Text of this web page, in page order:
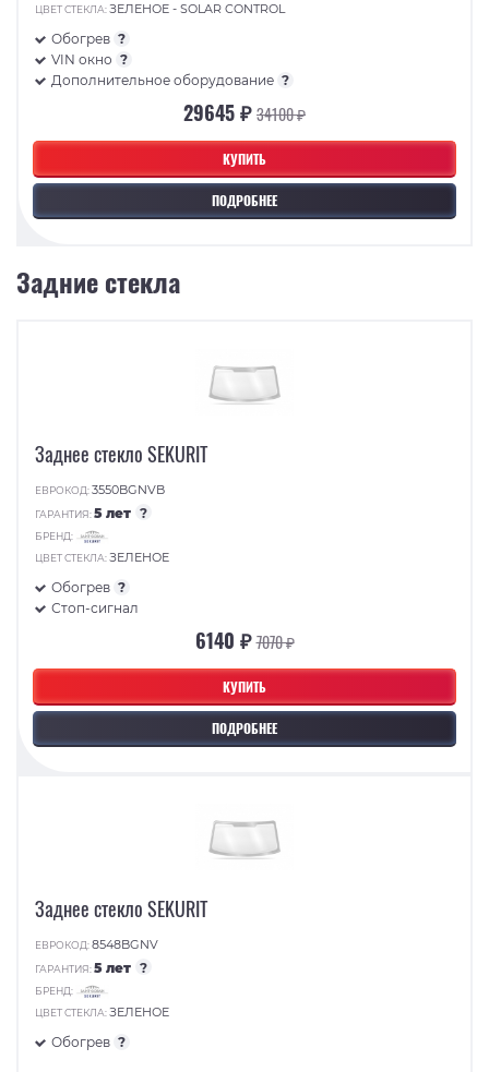
КУПИТЬ
ПОДРОБНЕЕ
ЦВЕТ СТЕКЛА:ЗЕЛЕНОЕ - SOLAR CONTROL
Обогрев ?
VIN окно ?
Дополнительное оборудование ?
29645 ₽34100 ₽
Задние стекла
КУПИТЬ
ПОДРОБНЕЕ
Заднее стекло SEKURIT
ЕВРОКОД:3550BGNVB
ГАРАНТИЯ:5 лет ?
БРЕНД:
ЦВЕТ СТЕКЛА:ЗЕЛЕНОЕ
Обогрев ?
Стоп-сигнал
6140 ₽7070 ₽
Заднее стекло SEKURIT
ЕВРОКОД:8548BGNV
ГАРАНТИЯ:5 лет ?
БРЕНД:
ЦВЕТ СТЕКЛА:ЗЕЛЕНОЕ
Обогрев ?